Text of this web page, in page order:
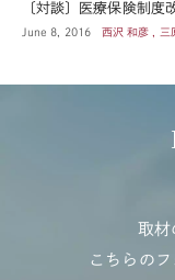
〔対談〕医療保険制
June 8, 2016 西沢 和彦 , 三
取材
こちらのフ